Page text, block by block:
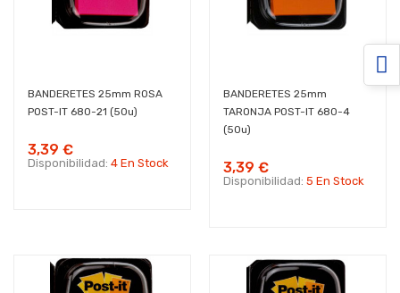
BANDERETES 25mm ROSA
POST-IT 680-21 (50u)
3,39 €
Disponibilidad: 4 En Stock
BANDERETES 25mm
TARONJA POST-IT 680-4
(50u)
3,39 €
Disponibilidad: 5 En Stock